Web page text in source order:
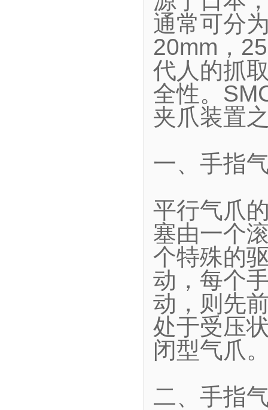
通常可分
20mm，
代人的抓
全性。
夹爪装置
一、手指
平行气爪
塞由一个
个特殊的
动，每个
动，则先
处于受压
闭型气爪
二、手指